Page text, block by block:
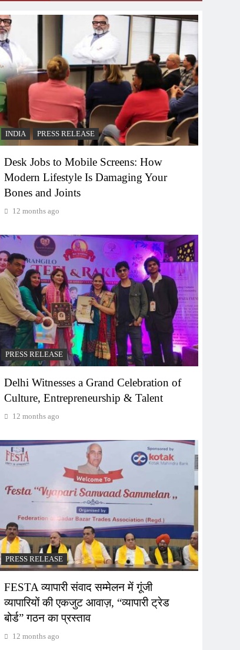
INDIA PRESS RELEASE
Desk Jobs to Mobile Screens: How
Modern Lifestyle Is Damaging Your
Bones and Joints
12 months ago
PRESS RELEASE
Delhi Witnesses a Grand Celebration of
Culture, Entrepreneurship & Talent
12 months ago
PRESS RELEASE
FESTA व्यापारी संवाद सम्मेलन में गूंजी
व्यापारियों की एकजुट आवाज़, “व्यापारी ट्रेड
बोर्ड” गठन का प्रस्ताव
12 months ago